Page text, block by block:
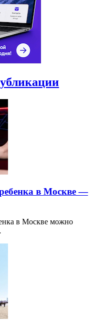
в Москве —
в Москве можно